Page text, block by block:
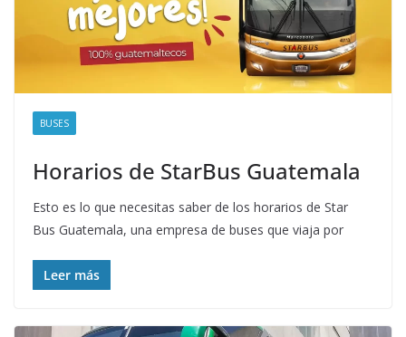
BUSES
Horarios de StarBus Guatemala
Esto es lo que necesitas saber de los horarios de Star
Bus Guatemala, una empresa de buses que viaja por
Leer más